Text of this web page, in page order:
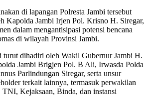
di lapangan Polresta Jambi tersebut
Kapolda Jambi Irjen Pol. Krisno H. Siregar,
dalam mengantisipasi potensi bencana
di wilayah Provinsi Jambi.
turut dihadiri oleh Wakil Gubernur Jambi H.
Jambi Brigjen Pol. B Ali, Irwasda Polda
Parlindungan Siregar, serta unsur
terkait lainnya, termasuk perwakilan
Kejaksaan, Binda, dan instansi